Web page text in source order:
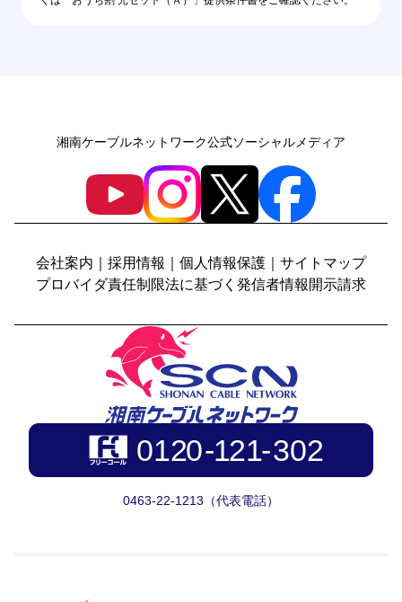
湘南ケーブルネットワーク公式ソーシャルメディア
0463-22-1213（代表電話）
会社案内 採用情報 個人情報保護
サイトマップ
プロバイダ責任制限法に基づく発信者情報開示請求